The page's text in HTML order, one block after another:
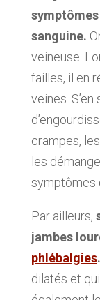
sanguine.
veineuse.
failles, il en
veines.
crampes,
les
symptômes
Par ailleurs,
jambes
phlébalgies.
dilatés et